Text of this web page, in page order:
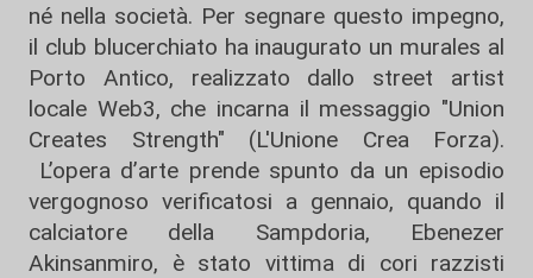
né nella società. Per segnare questo impegno,
il club blucerchiato ha inaugurato un murales al
Porto Antico, realizzato dallo street artist
locale Web3, che incarna il messaggio "Union
Creates Strength" (L'Unione Crea Forza).
L’opera d’arte prende spunto da un episodio
vergognoso verificatosi a gennaio, quando il
calciatore della Sampdoria, Ebenezer
Akinsanmiro, è stato vittima di cori razzisti